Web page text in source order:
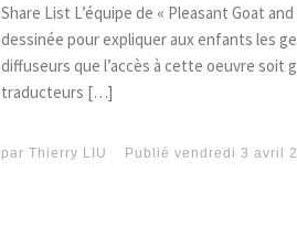
Share List L’équipe de « Pleasant Goat
dessinée pour expliquer aux enfants les
diffuseurs que l’accès à cette oeuvre soit
traducteurs […]
par Thierry LIU Publié vendredi 3 avril